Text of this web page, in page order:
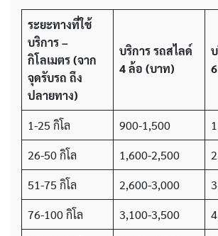
ระยะทางที่ใช้
บริการ–
กิโลเมตร(จาก
จุดรับรถ ถึง
ปลายทาง)
บริการ รถสไลด์
4 ล้อ (บาท)
1-25 กิโล 900-1,500
26-50 กิโล
1,600-2,500
51-75 กิโล
2,600-3,000
76-100 กิโล
3,100-3,500